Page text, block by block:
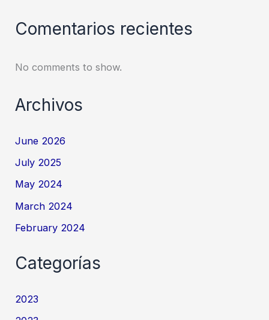
Comentarios recientes
No comments to show.
Archivos
June 2026
July 2025
May 2024
March 2024
February 2024
Categorías
2023